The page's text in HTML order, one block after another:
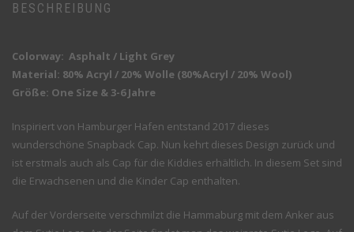
BESCHREIBUNG
Colorway: Asphalt / Light Grey
Material: 80% Acryl / 20% Wolle (80%Acryl / 20% Wool)
Größe: One Size & 3-6 Jahre
Inspiriert von Hamburger Hafen entstand 2017 dieses
wunderschöne Snapback Cap. Nun kehrt dieses Design zurück und
ist erstmals auch als Cap für die Kiddies erhältlich. In diesem Set sind
die Erwachsenen und die Kinder Cap enthalten.
Auf der Vorderseite verschmilzt die Hammaburg mit dem Anker aus